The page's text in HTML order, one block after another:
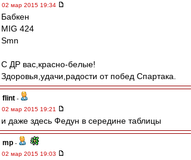
02 мар 2015 19:34
Бабкен
MIG 424
Smn
С ДР вас,красно-белые!
Здоровья,удачи,радости от побед Спартака.
flint -
02 мар 2015 19:21
и даже здесь Федун в середине таблицы
mp -
02 мар 2015 19:03